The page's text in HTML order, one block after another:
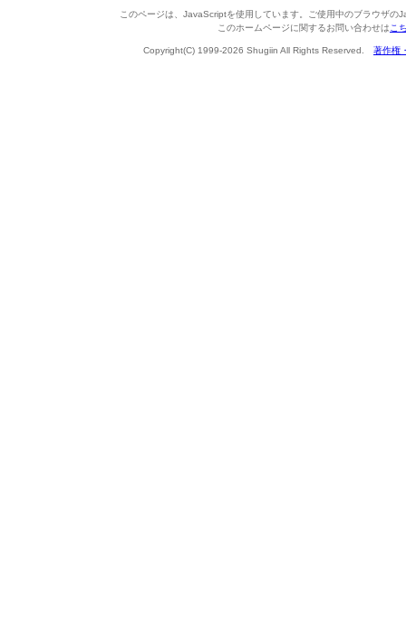
このページは、JavaScriptを使用しています。ご使用中のブラウザの
このホームページに関するお問い合わせは こ
Copyright(C) 1999-2026 Shugiin All Rights Reserved. 著作権